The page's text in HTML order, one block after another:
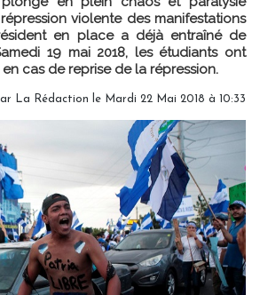
violente des manifestations
en place a déjà entraîné de
19 mai 2018, les étudiants ont
cas de reprise de la répression.
La Rédaction le Mardi 22 Mai 2018 à 10:33